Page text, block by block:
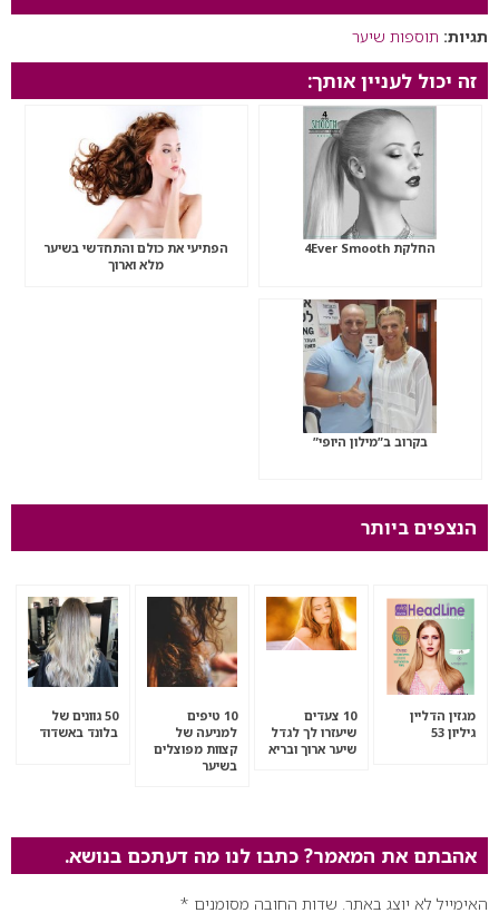
תגיות: תוספות שיער
זה יכול לעניין אותך:
החלקת 4Ever Smooth
הפתיעי את כולם והתחדשי בשיער
מלא וארוך
בקרוב ב”מילון היופי”
הנצפים ביותר
מגזין הדליין
גיליון 53
10 צעדים
שיעזרו לך לגדל
שיער ארוך ובריא
10 טיפים
למניעה של
קצוות מפוצלים
בשיער
50 גוונים של
בלונד באשדוד
אהבתם את המאמר? כתבו לנו מה דעתכם בנושא.
האימייל לא יוצג באתר. שדות החובה מסומנים *